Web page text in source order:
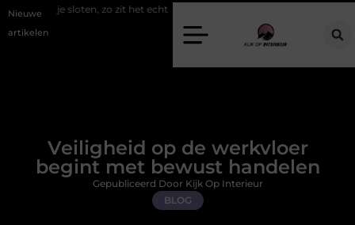
Nieuwe
artikelen
zo zit het echt Een energiezuinige hanglamp kopen in Gelderland
Veiligheid op de werkvloer
begint met bewust handelen
BLOG
Gepubliceerd Door Kijk Op Interieur